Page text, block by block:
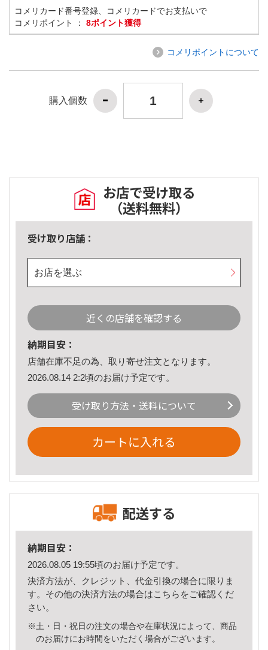
コメリカード番号登録、コメリカードでお支払いで
コメリポイント ： 8ポイント獲得
コメリポイントについて
購入個数
お店で受け取る
（送料無料）
受け取り店舗：
お店を選ぶ
近くの店舗を確認する
納期目安：
店舗在庫不足の為、取り寄せ注文となります。
2026.08.14 2:2頃のお届け予定です。
受け取り方法・送料について
カートに入れる
配送する
納期目安：
2026.08.05 19:55頃のお届け予定です。
決済方法が、クレジット、代金引換の場合に限りま
す。その他の決済方法の場合はこちら をご確認くだ
さい。
※土・日・祝日の注文の場合や在庫状況によって、商品
のお届けにお時間をいただく場合がございます。